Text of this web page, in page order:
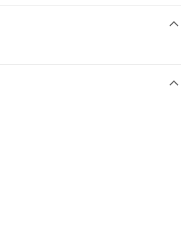
，再付款。
程】
先享後付」後，將跳轉至「AFTEE先享後付」
繳費通知簡訊。
內，點擊此簡訊中的連結，可透過四大超商／
行付款，方視為交易完成。
先享後付 」之結帳頁面顯示為準，若有關於
含以上)免運費
含以上)免運費
含以上)免運費